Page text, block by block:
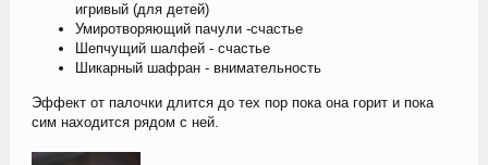
игривый (для детей)
Умиротворяющий пачули -счастье
Шепчущий шалфей - счастье
Шикарный шафран - внимательность
Эффект от палочки длится до тех пор пока она горит и пока
сим находится рядом с ней.